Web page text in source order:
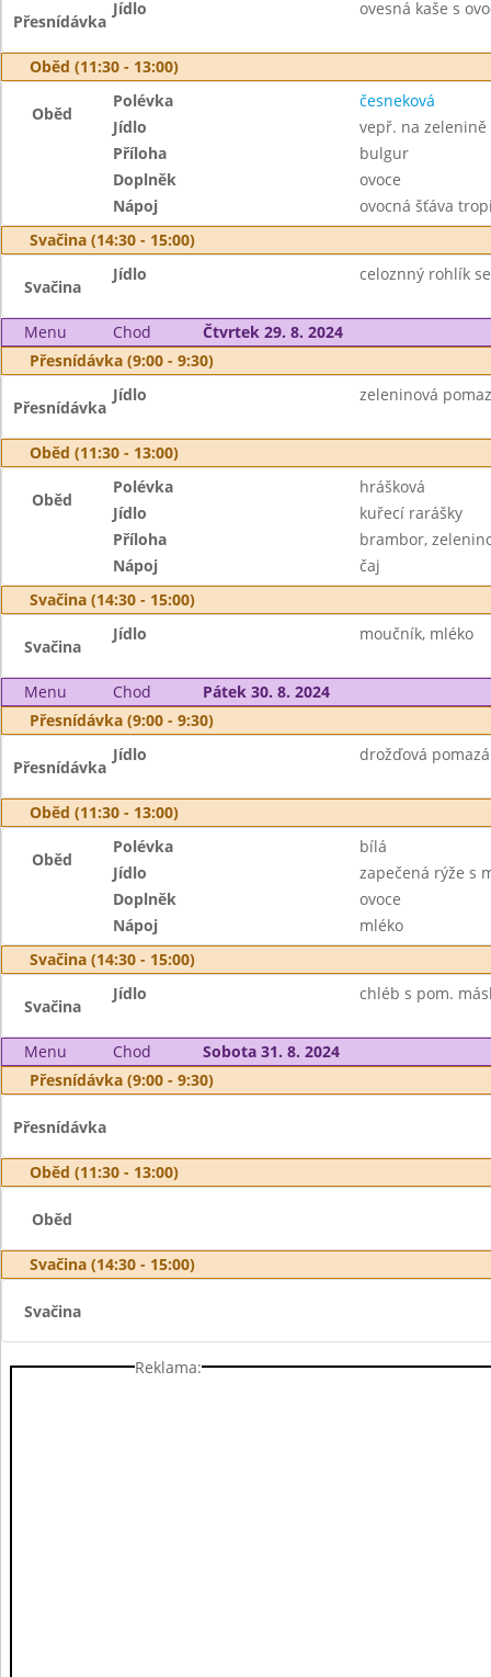
Přesnídávka
Jídlo ovesná kaše s
Oběd (11:30 - 13:00)
Oběd
Polévka
česneková
Jídlo
vepř. na zelenině
Příloha
bulgur
Doplněk
ovoce
Nápoj
ovocná šťáva
Svačina (14:30 - 15:00)
Svačina
Jídlo celoznný rohlík
Menu Chod
Čtvrtek 29. 8. 2024
Přesnídávka (9:00 - 9:30)
Přesnídávka
Jídlo zeleninová
Oběd (11:30 - 13:00)
Oběd
Polévka
hrášková
Jídlo
kuřecí rarášky
Příloha
brambor,
Nápoj
čaj
Svačina (14:30 - 15:00)
Svačina
Jídlo moučník, mléko
Menu Chod
Pátek 30. 8. 2024
Přesnídávka (9:00 - 9:30)
Přesnídávka
Jídlo drožďová
Oběd (11:30 - 13:00)
Oběd
Polévka
bílá
Jídlo
zapečená rýže s
Doplněk
ovoce
Nápoj
mléko
Svačina (14:30 - 15:00)
Svačina
Jídlo chléb s pom.
Menu Chod
Sobota 31. 8. 2024
Přesnídávka (9:00 - 9:30)
Přesnídávka
Oběd (11:30 - 13:00)
Oběd
Svačina (14:30 - 15:00)
Svačina
Reklama: